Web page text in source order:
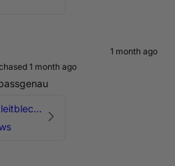
1 month ago
1 month ago
Luftführung/Luftleitblech 5" 125mm offene Ansaugung HPerformance